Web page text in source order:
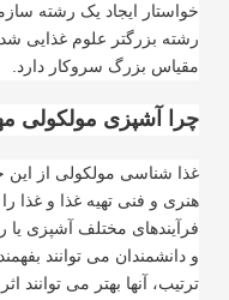
خواستار ایجاد یک رشته
رشته بزرگتر علوم غذایی
مقیاس بزرگ سروکار دارد.
چرا آشپزی مولکولی
غذا شناسی مولکولی از
هنری و فنی تهیه غذا و غذا
فرآیندهای مختلف آشپزی یا
و دانشمندان می توانند
ترتیب، آنها بهتر می توانند